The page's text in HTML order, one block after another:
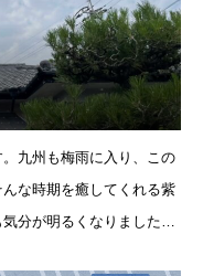
九州も梅雨に入り、この
な時期を癒してくれる紫
気分が明るくなりました♬